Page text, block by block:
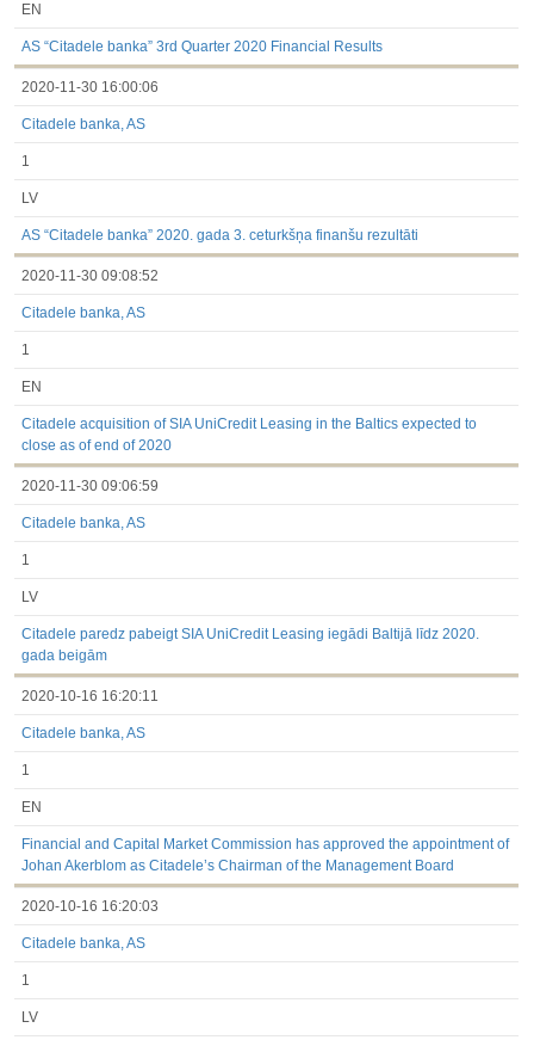
EN
AS “Citadele banka” 3rd Quarter 2020 Financial Results
2020-11-30 16:00:06
Citadele banka, AS
1
LV
AS “Citadele banka” 2020. gada 3. ceturkšņa finanšu rezultāti
2020-11-30 09:08:52
Citadele banka, AS
1
EN
Citadele acquisition of SIA UniCredit Leasing in the Baltics expected to
close as of end of 2020
2020-11-30 09:06:59
Citadele banka, AS
1
LV
Citadele paredz pabeigt SIA UniCredit Leasing iegādi Baltijā līdz 2020.
gada beigām
2020-10-16 16:20:11
Citadele banka, AS
1
EN
Financial and Capital Market Commission has approved the appointment of
Johan Akerblom as Citadele’s Chairman of the Management Board
2020-10-16 16:20:03
Citadele banka, AS
1
LV